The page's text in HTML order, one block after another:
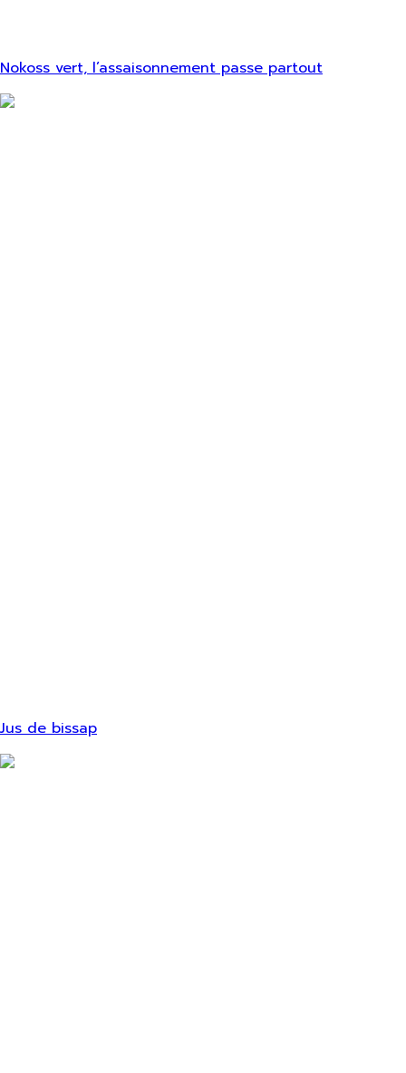
Nokoss vert, l’assaisonnement passe partout
Jus de bissap